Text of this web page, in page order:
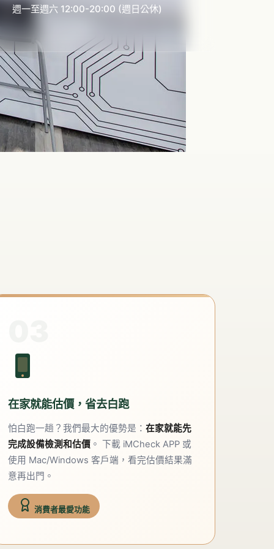
週一至週六 12:00-20:00 (週日公休)
在家就能估價，省去白跑
怕白跑一趟？我們最大的優勢是： 在家就能先
完成設備檢測和估價 。 下載 iMCheck APP 或
使用 Mac/Windows 客戶端，看完估價結果滿
意再出門。
消費者最愛功能